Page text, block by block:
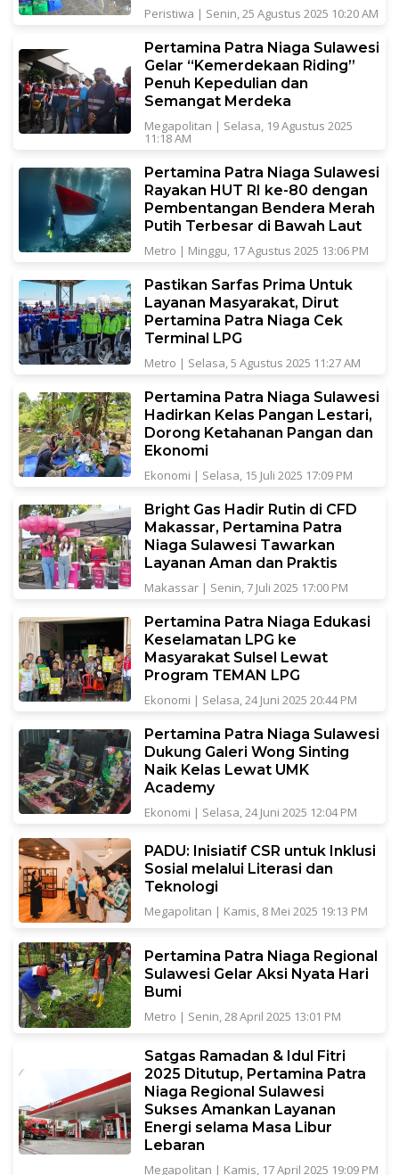
Peristiwa | Senin, 25 Agustus 2025 10:20 AM
Pertamina Patra Niaga Sulawesi
Gelar “Kemerdekaan Riding”
Penuh Kepedulian dan
Semangat Merdeka
Megapolitan | Selasa, 19 Agustus 2025
11:18 AM
Pertamina Patra Niaga Sulawesi
Rayakan HUT RI ke-80 dengan
Pembentangan Bendera Merah
Putih Terbesar di Bawah Laut
Metro | Minggu, 17 Agustus 2025 13:06 PM
Pastikan Sarfas Prima Untuk
Layanan Masyarakat, Dirut
Pertamina Patra Niaga Cek
Terminal LPG
Metro | Selasa, 5 Agustus 2025 11:27 AM
Pertamina Patra Niaga Sulawesi
Hadirkan Kelas Pangan Lestari,
Dorong Ketahanan Pangan dan
Ekonomi
Ekonomi | Selasa, 15 Juli 2025 17:09 PM
Bright Gas Hadir Rutin di CFD
Makassar, Pertamina Patra
Niaga Sulawesi Tawarkan
Layanan Aman dan Praktis
Makassar| Senin, 7 Juli 2025 17:00 PM
Pertamina Patra Niaga Edukasi
Keselamatan LPG ke
Masyarakat Sulsel Lewat
Program TEMAN LPG
Ekonomi | Selasa, 24 Juni 2025 20:44 PM
Pertamina Patra Niaga Sulawesi
Dukung Galeri Wong Sinting
Naik Kelas Lewat UMK
Academy
Ekonomi | Selasa, 24 Juni 2025 12:04 PM
PADU: Inisiatif CSR untuk Inklusi
Sosial melalui Literasi dan
Teknologi
Megapolitan | Kamis, 8 Mei 2025 19:13 PM
Pertamina Patra Niaga Regional
Sulawesi Gelar Aksi Nyata Hari
Bumi
Metro | Senin, 28 April 2025 13:01 PM
Satgas Ramadan & Idul Fitri
2025 Ditutup, Pertamina Patra
Niaga Regional Sulawesi
Sukses Amankan Layanan
Energi selama Masa Libur
Lebaran
Megapolitan | Kamis, 17 April 2025 19:09 PM